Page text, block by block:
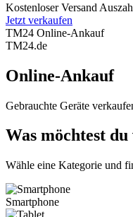
Kostenloser Versand
Jetzt verkaufen
TM24 Online-Ankauf
TM24.de
Online-Ankauf
Gebrauchte Geräte
Was möchtest
Wähle eine Kategorie und
Smartphone